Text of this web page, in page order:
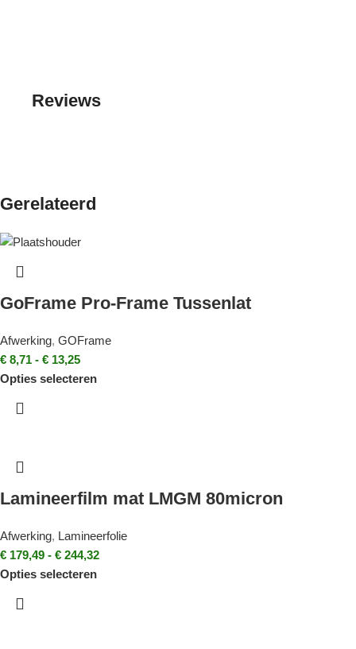
Reviews
Gerelateerd
GoFrame Pro-Frame Tussenlat
Afwerking, GOFrame
€ 8,71 - € 13,25
Opties selecteren
Lamineerfilm mat LMGM 80micron
Afwerking, Lamineerfolie
€ 179,49 - € 244,32
Opties selecteren